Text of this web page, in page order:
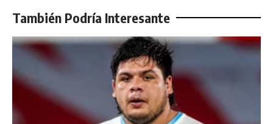
También Podría Interesante